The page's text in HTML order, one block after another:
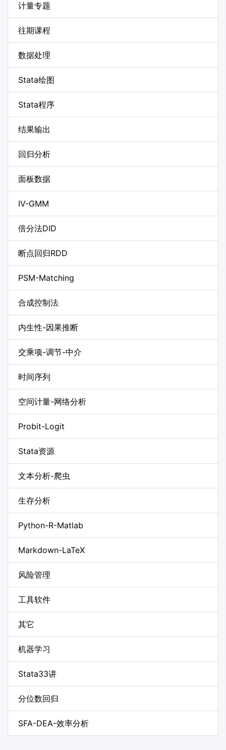
计量专题
往期课程
数据处理
Stata绘图
Stata程序
结果输出
回归分析
面板数据
IV-GMM
倍分法DID
断点回归RDD
PSM-Matching
合成控制法
内生性-因果推断
交乘项-调节-中介
时间序列
空间计量-网络分析
Probit-Logit
Stata资源
文本分析-爬虫
生存分析
Python-R-Matlab
Markdown-LaTeX
风险管理
工具软件
其它
机器学习
Stata33讲
分位数回归
SFA-DEA-效率分析